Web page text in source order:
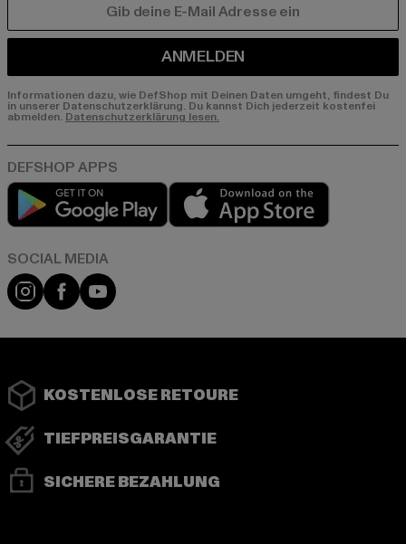
ANMELDEN
Informationen dazu, wie DefShop mit Deinen Daten umgeht, findest Du
in unserer Datenschutzerklärung. Du kannst Dich jederzeit kostenfei
abmelden. Datenschutzerklärung lesen.
Play market
Instagram
FacebookYouTube
KOSTENLOSE RETOURE
TIEFPREISGARANTIE
SICHERE BEZAHLUNG